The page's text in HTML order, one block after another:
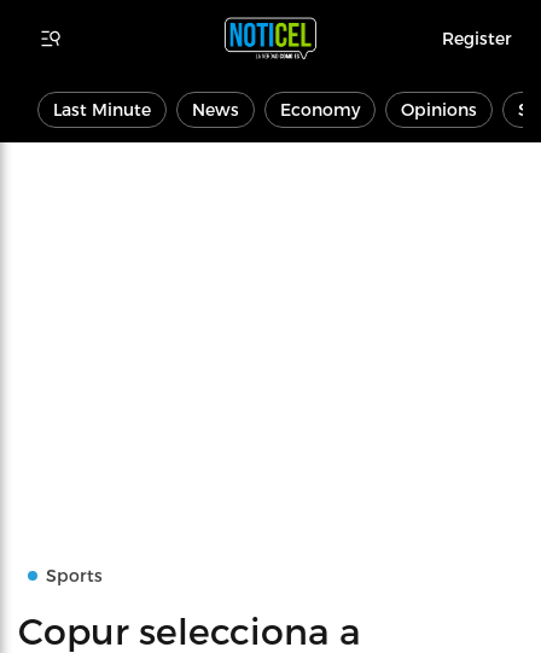
Register
Last Minute News Economy Opinions
Sports
Copur selecciona a